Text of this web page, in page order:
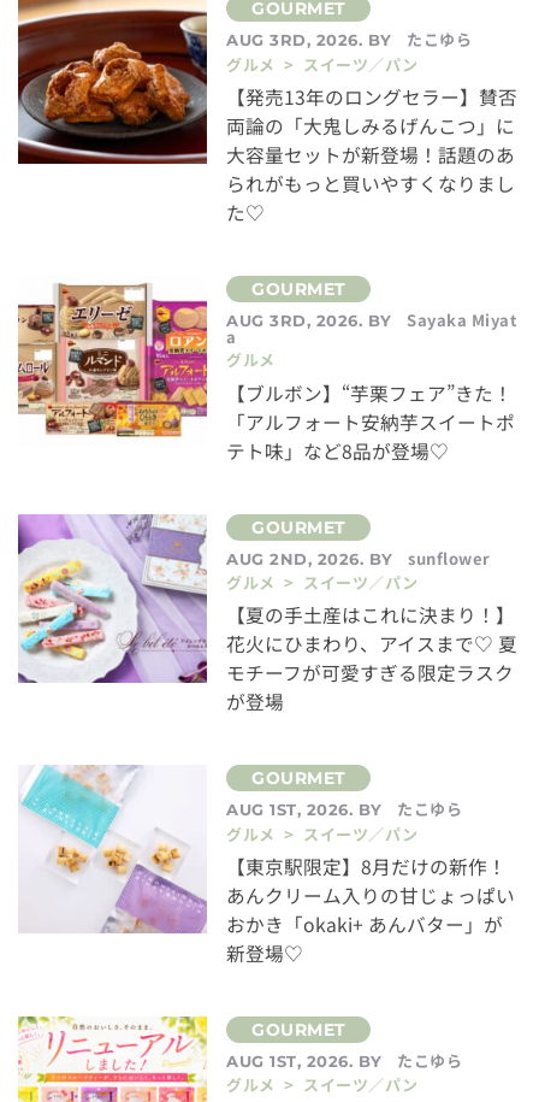
AUG 3RD, 2026. BY
たこゆら
グルメ > スイーツ／パン
【発売13年のロングセラー】賛否
両論の「大鬼しみるげんこつ」に
大容量セットが新登場！話題のあ
られがもっと買いやすくなりまし
た♡
AUG 3RD, 2026. BY Sayaka Miyat
a
グルメ
【ブルボン】“芋栗フェア”きた！
「アルフォート安納芋スイートポ
テト味」など8品が登場♡
AUG 2ND, 2026. BY
sunflower
グルメ > スイーツ／パン
【夏の手土産はこれに決まり！】
花火にひまわり、アイスまで♡ 夏
モチーフが可愛すぎる限定ラスク
が登場
AUG 1ST, 2026. BY
たこゆら
グルメ > スイーツ／パン
【東京駅限定】8月だけの新作！
あんクリーム入りの甘じょっぱい
おかき「okaki+ あんバター」が
新登場♡
AUG 1ST, 2026. BY
たこゆら
グルメ > スイーツ／パン